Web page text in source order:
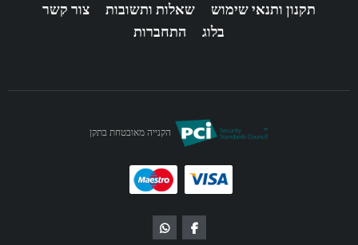
תקנון ותנאי שימוש
שאלות ותשובות
צור קשר
בלוג
התחברות
הקנייה מאובטחת בתקן